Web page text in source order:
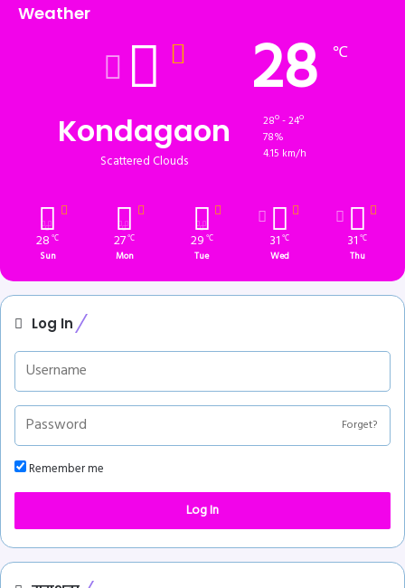
Weather
Kondagaon
Scattered Clouds
28 ℃
28º - 24º
78%
4.15 km/h
28 ℃
Sun
27℃
Mon
29 ℃
Tue
31 ℃
Wed
31 ℃
Thu
Log In
Forget?
Remember me
Log In